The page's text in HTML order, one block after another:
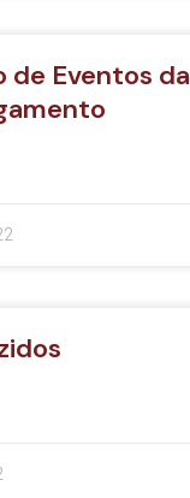
de Eventos da